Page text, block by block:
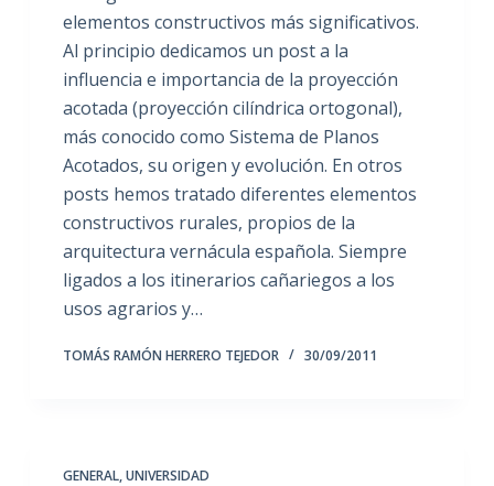
elementos constructivos más significativos.
Al principio dedicamos un post a la
influencia e importancia de la proyección
acotada (proyección cilíndrica ortogonal),
más conocido como Sistema de Planos
Acotados, su origen y evolución. En otros
posts hemos tratado diferentes elementos
constructivos rurales, propios de la
arquitectura vernácula española. Siempre
ligados a los itinerarios cañariegos a los
usos agrarios y…
TOMÁS RAMÓN HERRERO TEJEDOR 30/09/2011
GENERAL,UNIVERSIDAD